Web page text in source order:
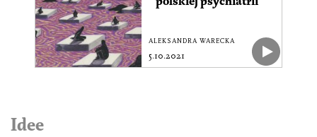
ALEKSANDRA WARECKA
5.10.2021
Idee